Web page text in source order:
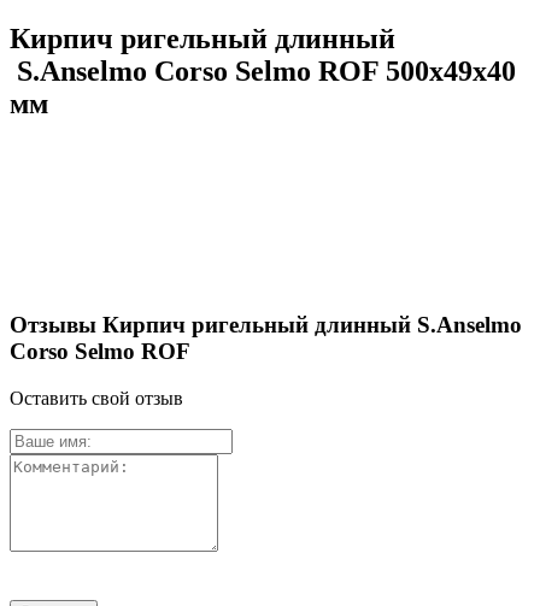
Кирпич ригельный длинный
S.Anselmo Corso Selmo ROF 500х49х40
мм
Отзывы Кирпич ригельный длинный S.Anselmo
Corso Selmo ROF
Оставить свой отзыв